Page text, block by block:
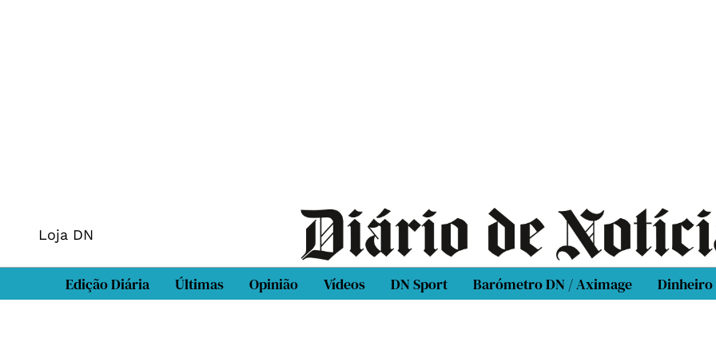
Loja DN
Edição Diária Últimas Opinião Vídeos DN Sport Barómetro DN / Aximage Dinheiro